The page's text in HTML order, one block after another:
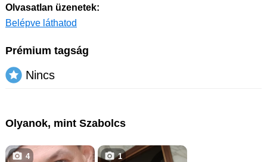
Olvasatlan üzenetek:
Belépve láthatod
Prémium tagság
Nincs
Olyanok, mint Szabolcs
4 1